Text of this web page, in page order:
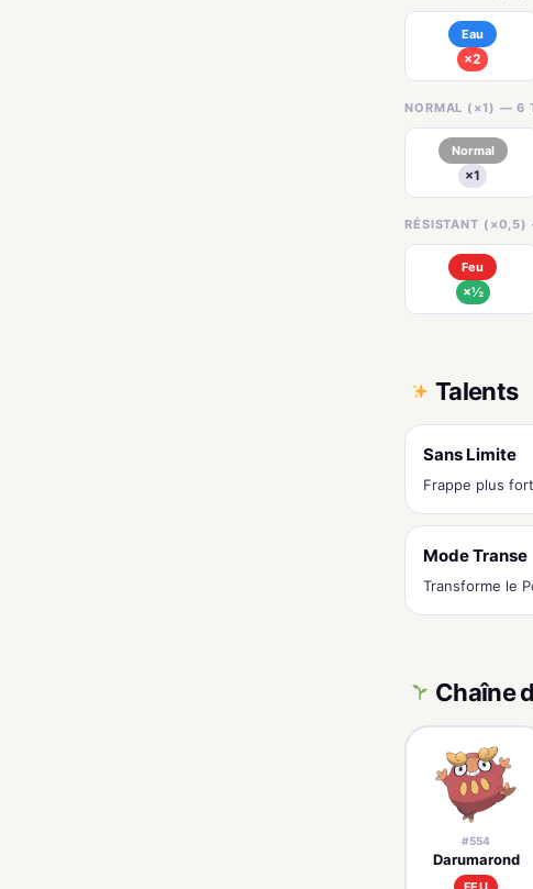
Eau
×2
NORMAL (×1) — 6
Normal
×1
RÉSISTANT (×0,5)
Feu
×½
Talents
Sans Limite
Frappe plus
Mode Transe
Transforme le
Chaîne
#554
Darumarond